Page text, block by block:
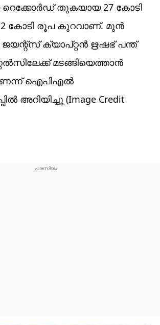
റെക്കോർഡ് തുകയായ 27 കോടി
കോടി രൂപ കുറവാണ്. മുൻ
ക്യാപ്റ്റൻ ഋഷഭ് പന്ത്
മടങ്ങിയെത്താന്‍
ഐപിഎൽ
അറിയിച്ചു (Image Credit